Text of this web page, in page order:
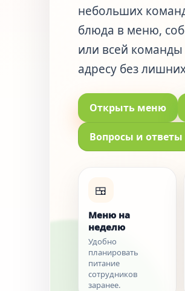
небольших
блюда в меню,
или всей
адресу без
Открыть меню
Вопросы и ответы
🍱
Меню на
неделю
Удобно
планировать
питание
сотрудников
заранее.